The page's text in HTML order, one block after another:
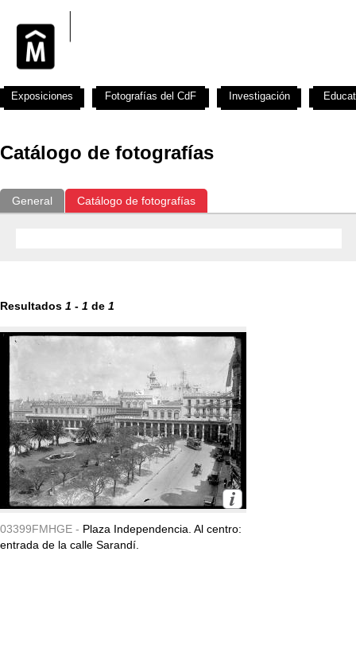
Catálogo de fotografías
General Catálogo de fotografías
Resultados 1 - 1 de 1
03399FMHGE - Plaza Independencia. Al centro:
entrada de la calle Sarandí.
Exposiciones Fotografías del CdF Investigación